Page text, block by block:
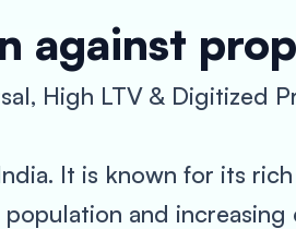
against
High LTV & Digitized
It is known for its
and